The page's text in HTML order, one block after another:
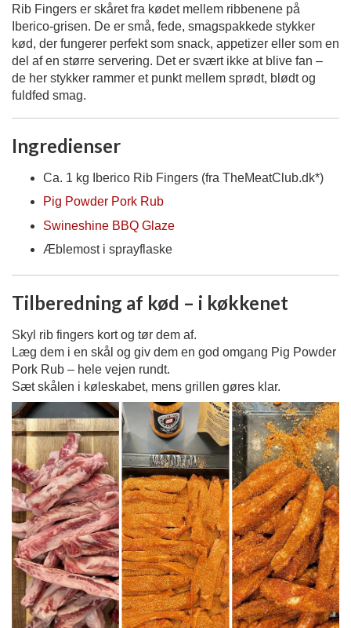
Rib Fingers er skåret fra kødet mellem ribbenene på
Iberico-grisen. De er små, fede, smagspakkede stykker
kød, der fungerer perfekt som snack, appetizer eller som en
del af en større servering. Det er svært ikke at blive fan –
de her stykker rammer et punkt mellem sprødt, blødt og
fuldfed smag.
Ingredienser
Ca. 1 kg Iberico Rib Fingers (fra TheMeatClub.dk*)
Pig Powder Pork Rub
Swineshine BBQ Glaze
Æblemost i sprayflaske
Tilberedning af kød – i køkkenet
Skyl rib fingers kort og tør dem af.
Læg dem i en skål og giv dem en god omgang Pig Powder
Pork Rub – hele vejen rundt.
Sæt skålen i køleskabet, mens grillen gøres klar.